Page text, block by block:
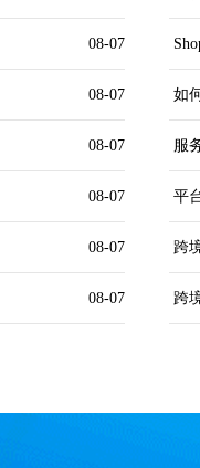
08-07
08-07
08-07
08-07
08-07
08-07